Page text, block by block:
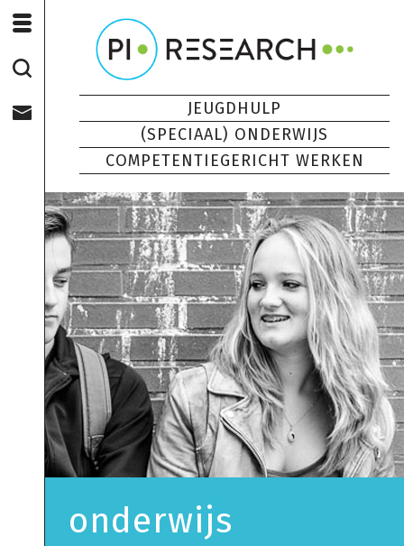
JEUGDHULP
(SPECIAAL) ONDERWIJS
COMPETENTIEGERICHT WERKEN
onderwijs